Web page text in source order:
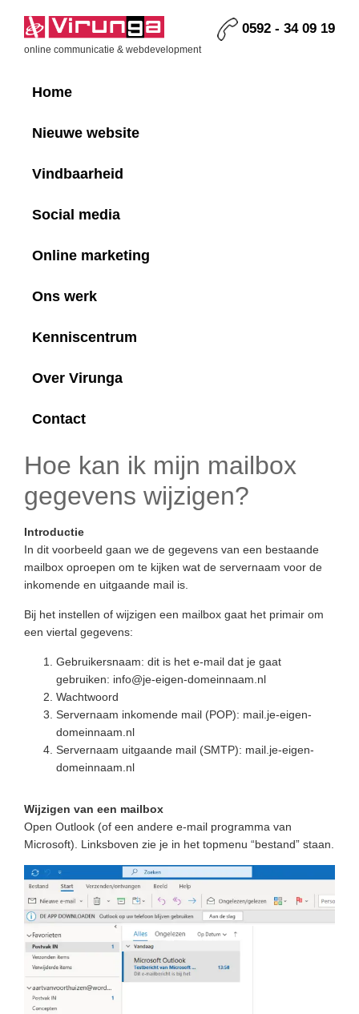
primary
primaryVirunga
online communicatie & webdevelopment
0592 - 34 09 19
Home
Nieuwe website
Vindbaarheid
Social media
Online marketing
Ons werk
Kenniscentrum
Over Virunga
Contact
Hoe kan ik mijn mailbox
gegevens wijzigen?
Introductie
In dit voorbeeld gaan we de gegevens van een bestaande
mailbox oproepen om te kijken wat de servernaam voor de
inkomende en uitgaande mail is.
Bij het instellen of wijzigen een mailbox gaat het primair om
een viertal gegevens:
Gebruikersnaam: dit is het e-mail dat je gaat
gebruiken: info@je-eigen-domeinnaam.nl
Wachtwoord
Servernaam inkomende mail (POP): mail.je-eigen-
domeinnaam.nl
Servernaam uitgaande mail (SMTP): mail.je-eigen-
domeinnaam.nl
Wijzigen van een mailbox
Open Outlook (of een andere e-mail programma van
Microsoft). Linksboven zie je in het topmenu “bestand” staan.